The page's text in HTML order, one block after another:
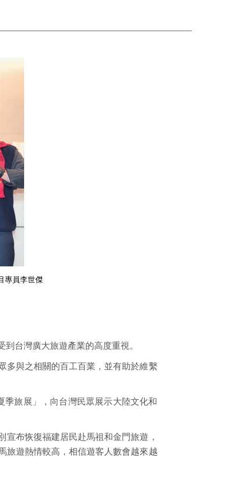
專員李世傑
台灣廣大旅遊產業的高度重視。
多與之相關的百工百業，並有助於維繫
季旅展」，向台灣民眾展示大陸文化和
宣布恢復福建居民赴馬祖和金門旅遊，
旅遊熱情較高，相信遊客人數會越來越